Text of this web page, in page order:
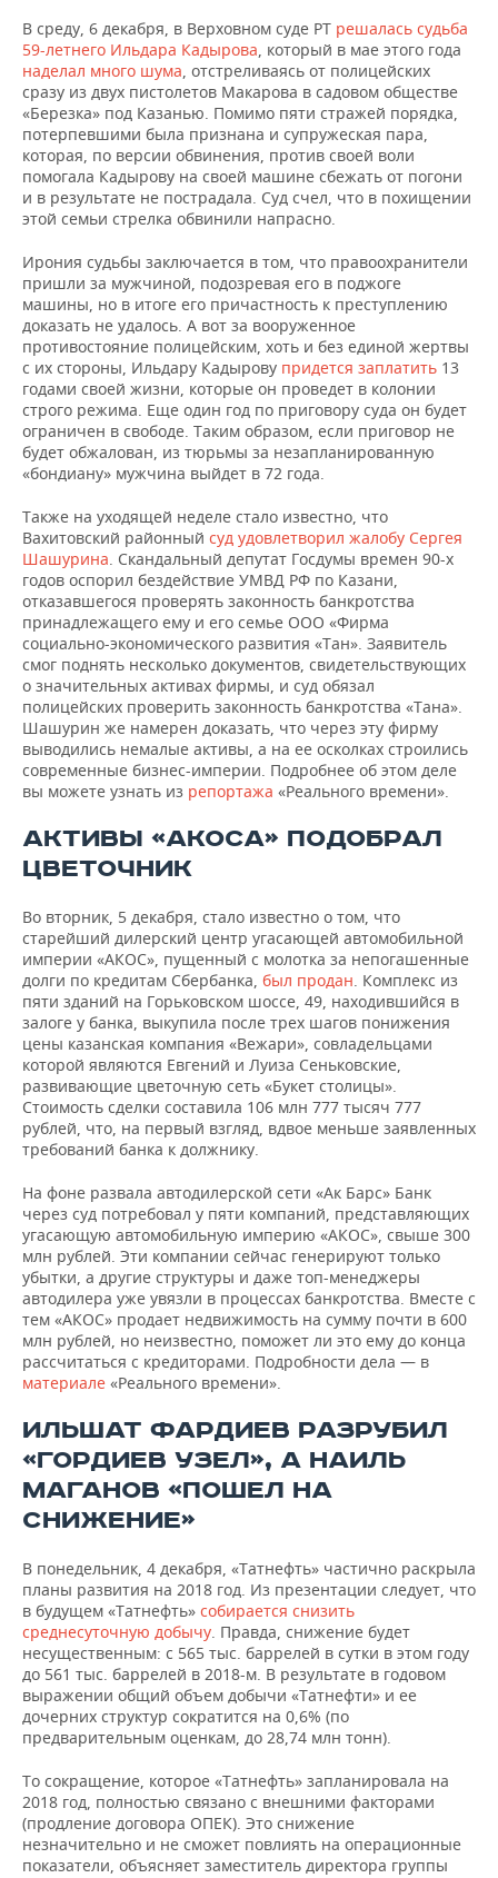
В среду, 6 декабря, в Верховном суде РТ решалась судьба
59-летнего Ильдара Кадырова, который в мае этого года
наделал много шума, отстреливаясь от полицейских
сразу из двух пистолетов Макарова в садовом обществе
«Березка» под Казанью. Помимо пяти стражей порядка,
потерпевшими была признана и супружеская пара,
которая, по версии обвинения, против своей воли
помогала Кадырову на своей машине сбежать от погони
и в результате не пострадала. Суд счел, что в похищении
этой семьи стрелка обвинили напрасно.
Ирония судьбы заключается в том, что правоохранители
пришли за мужчиной, подозревая его в поджоге
машины, но в итоге его причастность к преступлению
доказать не удалось. А вот за вооруженное
противостояние полицейским, хоть и без единой жертвы
с их стороны, Ильдару Кадырову придется заплатить 13
годами своей жизни, которые он проведет в колонии
строго режима. Еще один год по приговору суда он будет
ограничен в свободе. Таким образом, если приговор не
будет обжалован, из тюрьмы за незапланированную
«бондиану» мужчина выйдет в 72 года.
Также на уходящей неделе стало известно, что
Вахитовский районный суд удовлетворил жалобу Сергея
Шашурина. Скандальный депутат Госдумы времен 90-х
годов оспорил бездействие УМВД РФ по Казани,
отказавшегося проверять законность банкротства
принадлежащего ему и его семье ООО «Фирма
социально-экономического развития «Тан». Заявитель
смог поднять несколько документов, свидетельствующих
о значительных активах фирмы, и суд обязал
полицейских проверить законность банкротства «Тана».
Шашурин же намерен доказать, что через эту фирму
выводились немалые активы, а на ее осколках строились
современные бизнес-империи. Подробнее об этом деле
вы можете узнать из репортажа «Реального времени».
АКТИВЫ «АКОСА» ПОДОБРАЛ
ЦВЕТОЧНИК
Во вторник, 5 декабря, стало известно о том, что
старейший дилерский центр угасающей автомобильной
империи «АКОС», пущенный с молотка за непогашенные
долги по кредитам Сбербанка, был продан. Комплекс из
пяти зданий на Горьковском шоссе, 49, находившийся в
залоге у банка, выкупила после трех шагов понижения
цены казанская компания «Вежари», совладельцами
которой являются Евгений и Луиза Сеньковские,
развивающие цветочную сеть «Букет столицы».
Стоимость сделки составила 106 млн 777 тысяч 777
рублей, что, на первый взгляд, вдвое меньше заявленных
требований банка к должнику.
На фоне развала автодилерской сети «Ак Барс» Банк
через суд потребовал у пяти компаний, представляющих
угасающую автомобильную империю «АКОС», свыше 300
млн рублей. Эти компании сейчас генерируют только
убытки, а другие структуры и даже топ-менеджеры
автодилера уже увязли в процессах банкротства. Вместе с
тем «АКОС» продает недвижимость на сумму почти в 600
млн рублей, но неизвестно, поможет ли это ему до конца
рассчитаться с кредиторами. Подробности дела — в
материале «Реального времени».
ИЛЬШАТ ФАРДИЕВ РАЗРУБИЛ
«ГОРДИЕВ УЗЕЛ», А НАИЛЬ
МАГАНОВ «ПОШЕЛ НА
СНИЖЕНИЕ»
В понедельник, 4 декабря, «Татнефть» частично раскрыла
планы развития на 2018 год. Из презентации следует, что
в будущем «Татнефть» собирается снизить
среднесуточную добычу. Правда, снижение будет
несущественным: с 565 тыс. баррелей в сутки в этом году
до 561 тыс. баррелей в 2018-м. В результате в годовом
выражении общий объем добычи «Татнефти» и ее
дочерних структур сократится на 0,6% (по
предварительным оценкам, до 28,74 млн тонн).
То сокращение, которое «Татнефть» запланировала на
2018 год, полностью связано с внешними факторами
(продление договора ОПЕК). Это снижение
незначительно и не сможет повлиять на операционные
показатели, объясняет заместитель директора группы